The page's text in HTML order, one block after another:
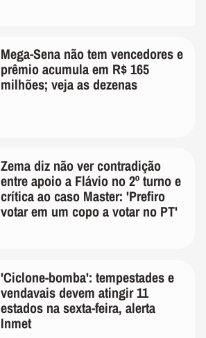
Mega-Sena não tem vencedores e
prêmio acumula em R$ 165
milhões; veja as dezenas
Zema diz não ver contradição
entre apoio a Flávio no 2º turno e
crítica ao caso Master: 'Prefiro
votar em um copo a votar no PT'
'Ciclone-bomba': tempestades e
vendavais devem atingir 11
estados na sexta-feira, alerta
Inmet